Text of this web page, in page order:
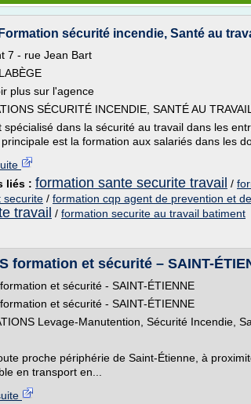
sécurité incendie, Santé au
7 - rue Jean Bart
plus sur l'agence
SÉCURITÉ INCENDIE, SANTÉ AU
spécialisé dans la sécurité au travail dans les
est la formation aux salariés dans les
liés : formation sante securite travail /
securite / formation cqp agent de prevention et
travail / formation securite au travail batiment
formation et sécurité – SAINT-
et sécurité - SAINT-ÉTIENNE
et sécurité - SAINT-ÉTIENNE
Levage-Manutention, Sécurité Incendie,
proche périphérie de Saint-Étienne, à
en transport en...